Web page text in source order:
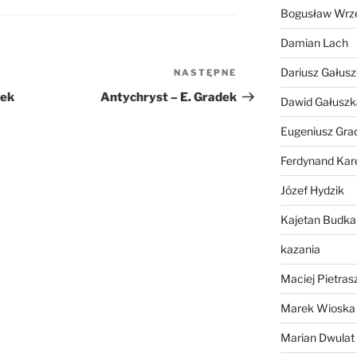
Następny
wpis
NASTĘPNE
Antychryst – E. Gradek
Bogusław
Damian Lach
Dariusz
Dawid
Eugeniusz
Ferdynand
Józef Hydzik
Kajetan Budka
kazania
Maciej
Marek Wioska
Marian Dwulat